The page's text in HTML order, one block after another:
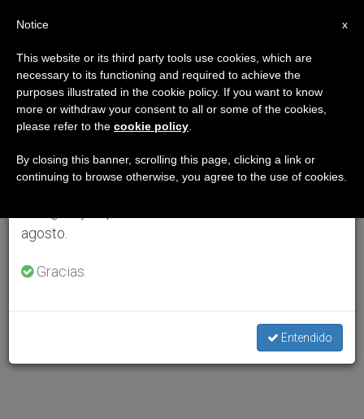
×
Aviso importante
Del 27 de julio al 7 de agosto haremos la pausa
anual, aprovechando que en el periodo de verano
se generan menos informaciones y también el
agosto.
Gracias.
Entendido
x
Notice
This website or its third party tools use cookies, which are
necessary to its functioning and required to achieve the
purposes illustrated in the cookie policy. If you want to know
more or withdraw your consent to all or some of the cookies,
please refer to the cookie policy
By closing this banner, scrolling this page, clicking a link or
continuing to browse otherwise, you agree to the use of cookies.